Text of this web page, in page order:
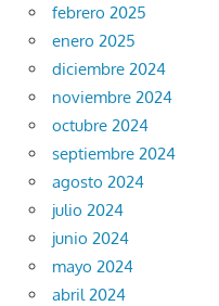
febrero 2025
enero 2025
diciembre 2024
noviembre 2024
octubre 2024
septiembre 2024
agosto 2024
julio 2024
junio 2024
mayo 2024
abril 2024